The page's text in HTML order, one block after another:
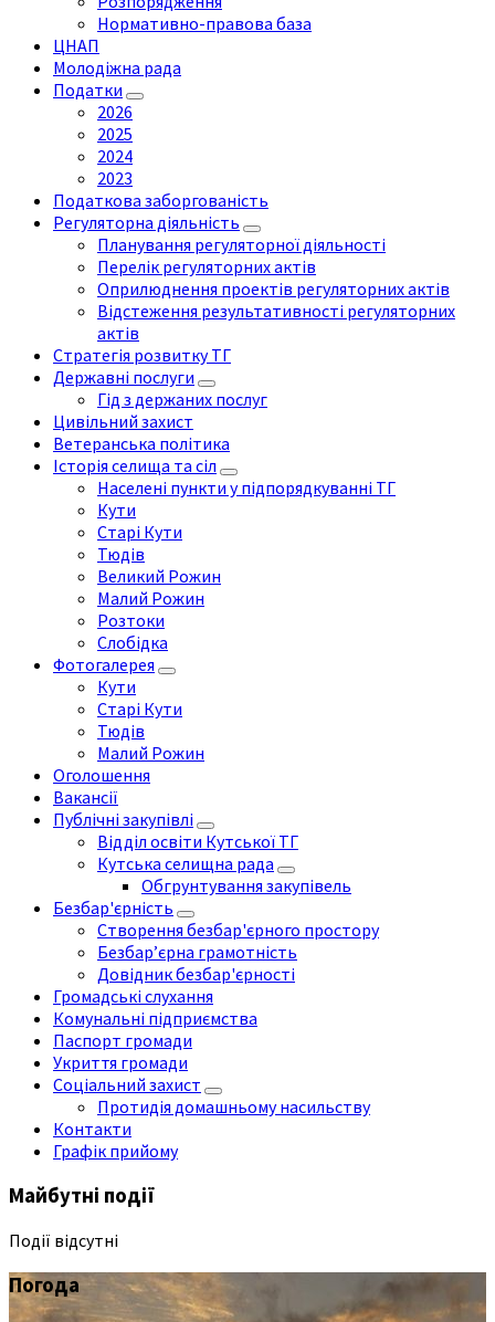
Нормативно-правова база
ЦНАП
Молодіжна рада
Податки
2026
2025
2024
2023
Податкова заборгованість
Регуляторна діяльність
Планування регуляторної діяльності
Перелік регуляторних актів
Оприлюднення проектів регуляторних актів
Відстеження результативності регуляторних
актів
Стратегія розвитку ТГ
Державні послуги
Гід з держаних послуг
Цивільний захист
Ветеранська політика
Історія селища та сіл
Населені пункти у підпорядкуванні ТГ
Кути
Старі Кути
Тюдів
Великий Рожин
Малий Рожин
Розтоки
Слобідка
Фотогалерея
Кути
Старі Кути
Тюдів
Малий Рожин
Оголошення
Вакансії
Публічні закупівлі
Відділ освіти Кутської ТГ
Кутська селищна рада
Обгрунтування закупівель
Безбар'єрність
Створення безбар'єрного простору
Безбар’єрна грамотність
Довідник безбар'єрності
Громадські слухання
Комунальні підприємства
Паспорт громади
Укриття громади
Соціальний захист
Протидія домашньому насильству
Контакти
Графік прийому
Майбутні події
Події відсутні
Погода